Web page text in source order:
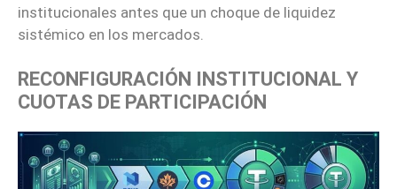
institucionales antes que un choque de liquidez
sistémico en los mercados.
RECONFIGURACIÓN INSTITUCIONAL Y
CUOTAS DE PARTICIPACIÓN